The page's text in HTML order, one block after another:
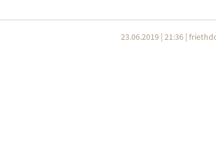
23.06.2019 | 21:36 |